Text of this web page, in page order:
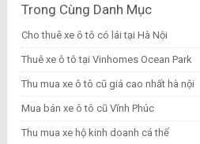
Trong Cùng Danh Mục
Cho thuê xe ô tô có lái tại Hà Nội
Thuê xe ô tô tại Vinhomes Ocean Park
Thu mua xe ô tô cũ giá cao nhất hà nội
Mua bán xe ô tô cũ Vĩnh Phúc
Thu mua xe hộ kinh doanh cá thể